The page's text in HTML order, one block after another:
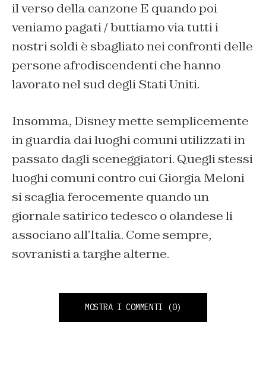
il verso della canzone E quando poi
veniamo pagati / buttiamo via tutti i
nostri soldiè sbagliato nei confronti delle
persone afrodiscendenti che hanno
lavorato nel sud degli Stati Uniti.
Insomma, Disney mette semplicemente
in guardia dai luoghi comuni utilizzati in
passato dagli sceneggiatori. Quegli stessi
luoghi comuni contro cui Giorgia Meloni
si scaglia ferocemente quando un
giornale satirico tedesco o olandese li
associano all’Italia. Come sempre,
sovranisti a targhe alterne.
MOSTRA I COMMENTI (0)